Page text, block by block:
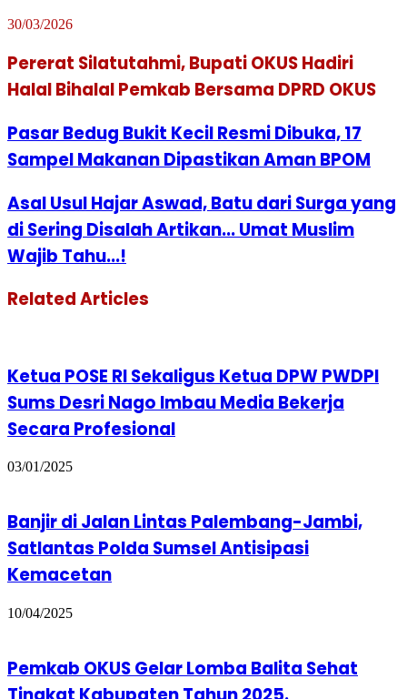
30/03/2026
Pererat Silatutahmi, Bupati OKUS Hadiri
Halal Bihalal Pemkab Bersama DPRD OKUS
Pasar Bedug Bukit Kecil Resmi Dibuka, 17
Sampel Makanan Dipastikan Aman BPOM
Asal Usul Hajar Aswad, Batu dari Surga yang
di Sering Disalah Artikan... Umat Muslim
Wajib Tahu...!
Related Articles
Ketua POSE RI Sekaligus Ketua DPW PWDPI
Sums Desri Nago Imbau Media Bekerja
Secara Profesional
03/01/2025
Banjir di Jalan Lintas Palembang-Jambi,
Satlantas Polda Sumsel Antisipasi
Kemacetan
10/04/2025
Pemkab OKUS Gelar Lomba Balita Sehat